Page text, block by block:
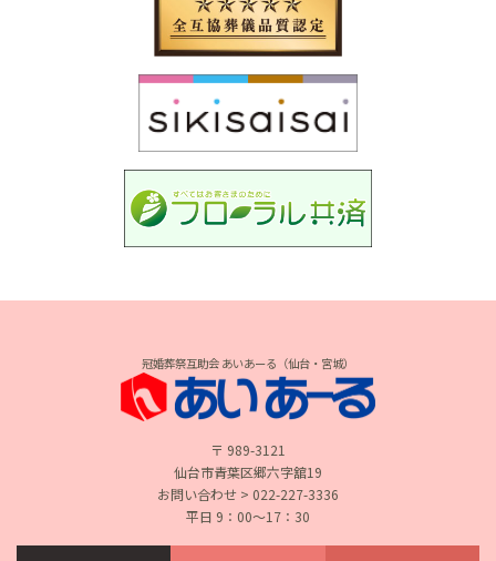
冠婚葬祭互助会 あいあーる（仙台・宮城）
〒 989-3121
仙台市青葉区郷六字舘19
お問い合わせ > 022-227-3336
平日 9：00〜17：30